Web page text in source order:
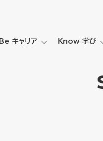
Be キャリア Know 学び